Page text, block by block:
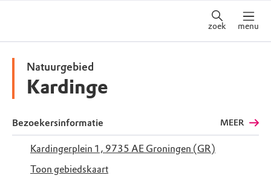
zoek menu
Natuurgebied
Kardinge
Bezoekersinformatie MEER
Kardingerplein 1, 9735 AE Groningen (GR)
Toon gebiedskaart